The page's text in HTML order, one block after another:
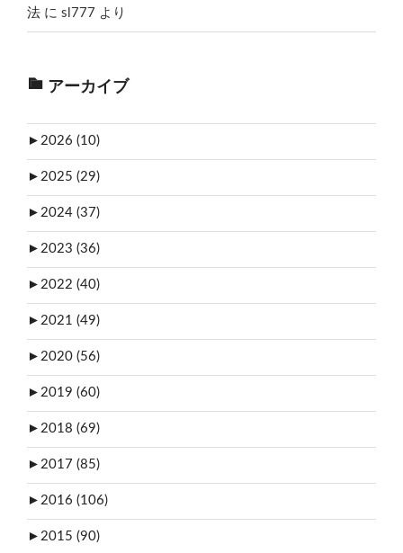
法 に sl777 より
アーカイブ
► 2026 (10)
► 2025 (29)
► 2024 (37)
► 2023 (36)
► 2022 (40)
► 2021 (49)
► 2020 (56)
► 2019 (60)
► 2018 (69)
► 2017 (85)
► 2016 (106)
► 2015 (90)